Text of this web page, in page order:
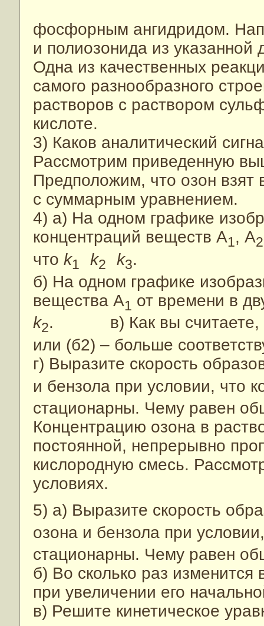
фосфорным ангидридом.
и полиозонида из указанной
Одна из качественных
самого разнообразного
растворов с раствором
кислоте.
3) Каков аналитический
Рассмотрим приведенную
Предположим, что озон
с суммарным уравнением.
4) а) На одном графике
концентраций веществ А1, А2
что k1 k2 k3.
б) На одном графике
вещества А1 от времени в
k2. в) Как вы считаете,
или (б2) – больше
г) Выразите скорость
и бензола при условии, что
стационарны. Чему равен
Концентрацию озона в
постоянной, непрерывно
кислородную смесь.
условиях.
5) а) Выразите скорость
озона и бензола при
стационарны. Чему равен
б) Во сколько раз
при увеличении его
в) Решите кинетическое